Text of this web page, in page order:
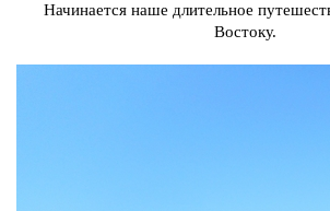
Начинается наше длительное
Востоку.